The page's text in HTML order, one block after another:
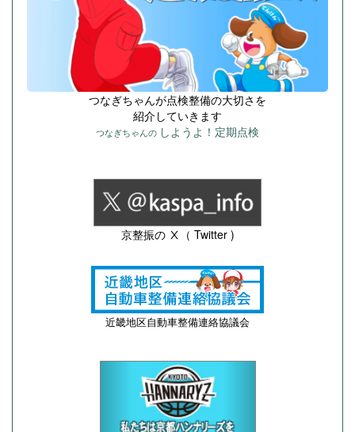
つなぎちゃんが点検整備の大切さを
紹介していきます
つなぎちゃんの しようよ！定期点検
京整振の Ⅹ（ Twitter )
近畿地区自動車整備連絡協議会